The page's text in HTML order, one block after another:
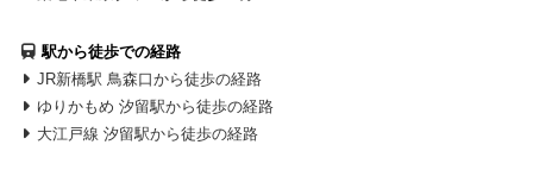
駅から徒歩での経路
JR新橋駅 鳥森口から徒歩の経路
ゆりかもめ 汐留駅から徒歩の経路
大江戸線 汐留駅から徒歩の経路